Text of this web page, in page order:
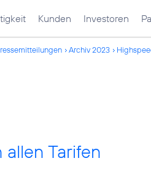
Kunden Investoren
Archiv 2023
Tarifen